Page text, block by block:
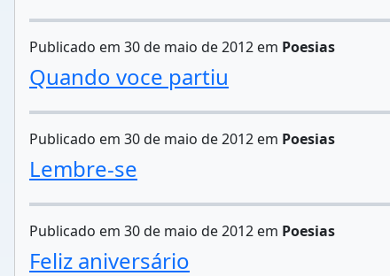
Publicado em 30 de maio de 2012 em Poesias
Quando voce partiu
Publicado em 30 de maio de 2012 em Poesias
Lembre-se
Publicado em 30 de maio de 2012 em Poesias
Feliz aniversário